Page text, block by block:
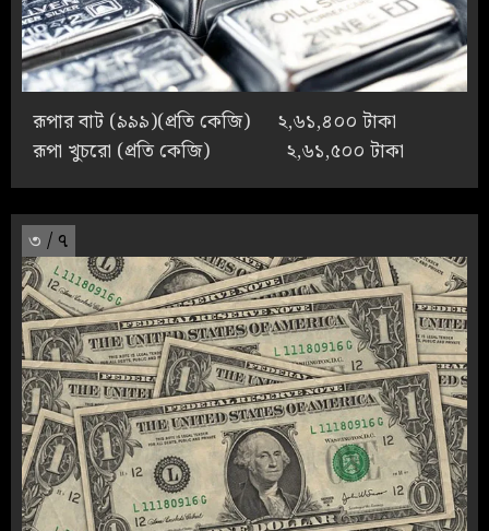
রূপার বাট (৯৯৯)(প্রতি কেজি) ২,৬১,৪০০ টাকা
রূপা খুচরো (প্রতি কেজি) ২,৬১,৫০০ টাকা
৩ / ৭